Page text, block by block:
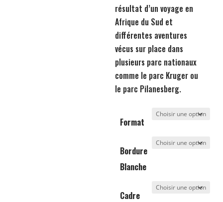
résultat d’un voyage en
Afrique du Sud et
différentes aventures
vécus sur place dans
plusieurs parc nationaux
comme le parc Kruger ou
le parc Pilanesberg.
Format
Bordure
Blanche
Cadre